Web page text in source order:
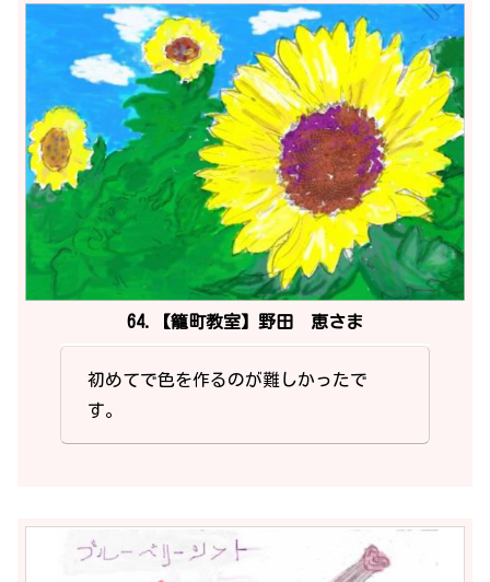
64.【籠町教室】野田 恵さま
初めてで色を作るのが難しかったで
す。